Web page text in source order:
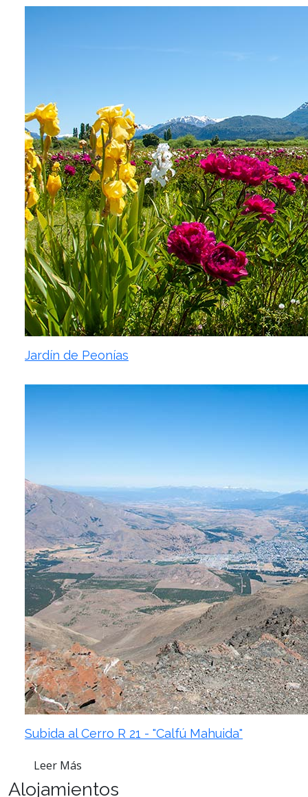
Jardín de Peonías
Subida al Cerro R 21 - "Calfú Mahuida"
Leer Más
Alojamientos